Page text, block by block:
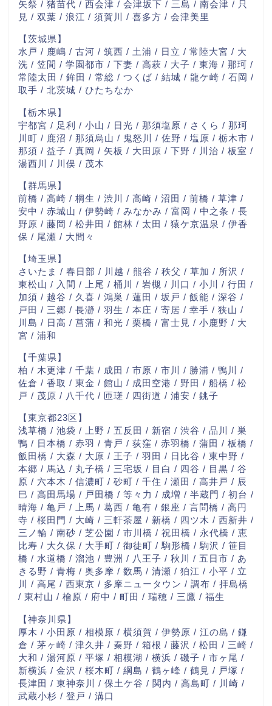
矢祭 / 猪苗代 / 西会津 / 会津坂下 / 三島 / 南会津 / 只
見 / 双葉 / 浪江 / 須賀川 / 喜多方 / 会津美里
【茨城県】
水戸 / 鹿嶋 / 古河 / 筑西 / 土浦 / 日立 / 常陸大宮 / 大
洗 / 笠間 / 学園都市 / 下妻 / 高萩 / 大子 / 東海 / 那珂 /
常陸太田 / 鉾田 / 常総 / つくば / 結城 / 龍ケ崎 / 石岡 /
取手 / 北茨城 / ひたちなか
【栃木県】
宇都宮 / 足利 / 小山 / 日光 / 那須塩原 / さくら / 那珂
川町 / 鹿沼 / 那須烏山 / 鬼怒川 / 佐野 / 塩原 / 栃木市 /
那須 / 益子 / 真岡 / 矢板 / 大田原 / 下野 / 川治 / 板室 /
湯西川 / 川俣 / 茂木
【群馬県】
前橋 / 高崎 / 桐生 / 渋川 / 高崎 / 沼田 / 前橋 / 草津 /
安中 / 赤城山 / 伊勢崎 / みなかみ / 富岡 / 中之条 / 長
野原 / 藤岡 / 松井田 / 館林 / 太田 / 猿ケ京温泉 / 伊香
保 / 尾瀬 / 大間々
【埼玉県】
さいたま / 春日部 / 川越 / 熊谷 / 秩父 / 草加 / 所沢 /
東松山 / 入間 / 上尾 / 桶川 / 岩槻 / 川口 / 小川 / 行田 /
加須 / 越谷 / 久喜 / 鴻巣 / 蓮田 / 坂戸 / 飯能 / 深谷 /
戸田 / 三郷 / 長瀞 / 羽生 / 本庄 / 寄居 / 幸手 / 狭山 /
川島 / 日高 / 菖蒲 / 和光 / 栗橋 / 富士見 / 小鹿野 / 大
宮 / 浦和
【千葉県】
柏 / 木更津 / 千葉 / 成田 / 市原 / 市川 / 勝浦 / 鴨川 /
佐倉 / 香取 / 東金 / 館山 / 成田空港 / 野田 / 船橋 / 松
戸 / 茂原 / 八千代 / 匝瑳 / 四街道 / 浦安 / 銚子
【東京都23区】
浅草橋 / 池袋 / 上野 / 五反田 / 新宿 / 渋谷 / 品川 / 巣
鴨 / 日本橋 / 赤羽 / 青戸 / 荻窪 / 赤羽橋 / 蒲田 / 板橋 /
飯田橋 / 大森 / 大原 / 王子 / 羽田 / 日比谷 / 東中野 /
本郷 / 馬込 / 丸子橋 / 三宅坂 / 目白 / 四谷 / 目黒 / 谷
原 / 六本木 / 信濃町 / 砂町 / 千住 / 瀬田 / 高井戸 / 辰
巳 / 高田馬場 / 戸田橋 / 等々力 / 成増 / 半蔵門 / 初台 /
晴海 / 亀戸 / 上馬 / 葛西 / 亀有 / 銀座 / 言問橋 / 高円
寺 / 桜田門 / 大崎 / 三軒茶屋 / 新橋 / 四ツ木 / 西新井 /
三ノ輪 / 南砂 / 芝公園 / 市川橋 / 祝田橋 / 永代橋 / 恵
比寿 / 大久保 / 大手町 / 御徒町 / 駒形橋 / 駒沢 / 笹目
橋 / 水道橋 / 溜池 / 豊洲 / 八王子 / 秋川 / 五日市 / あ
きる野 / 青梅 / 奥多摩 / 数馬 / 清瀬 / 狛江 / 小平 / 立
川 / 高尾 / 西東京 / 多摩ニュータウン / 調布 / 拝島橋
/ 東村山 / 檜原 / 府中 / 町田 / 瑞穂 / 三鷹 / 福生
【神奈川県】
厚木 / 小田原 / 相模原 / 横須賀 / 伊勢原 / 江の島 / 鎌
倉 / 茅ヶ崎 / 津久井 / 秦野 / 箱根 / 藤沢 / 松田 / 三崎 /
大和 / 湯河原 / 平塚 / 相模湖 / 横浜 / 磯子 / 市ヶ尾 /
新横浜 / 金沢 / 桜木町 / 綱島 / 鶴ヶ峰 / 鶴見 / 戸塚 /
長津田 / 東神奈川 / 保土ケ谷 / 関内 / 高島町 / 川崎 /
武蔵小杉 / 登戸 / 溝口